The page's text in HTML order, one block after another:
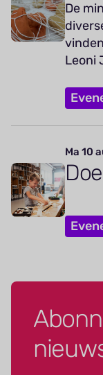
De
Leoni
Ma 10